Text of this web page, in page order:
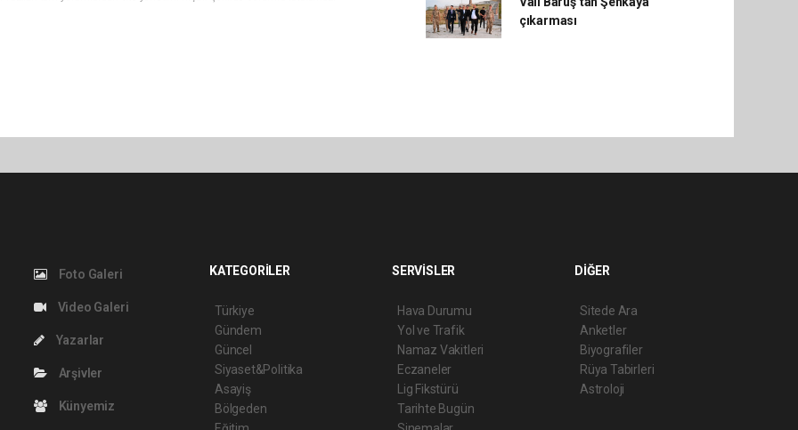
çıkarması
Foto Galeri
Video Galeri
Yazarlar
Arşivler
Künyemiz
KATEGORİLER
Türkiye
Gündem
Güncel
Siyaset&Politika
Asayiş
Bölgeden
SERVİSLER
Hava Durumu
Yol ve Trafik
Namaz Vakitleri
Eczaneler
Lig Fikstürü
Tarihte Bugün
DİĞER
Sitede Ara
Anketler
Biyografiler
Rüya Tabirleri
Astroloji